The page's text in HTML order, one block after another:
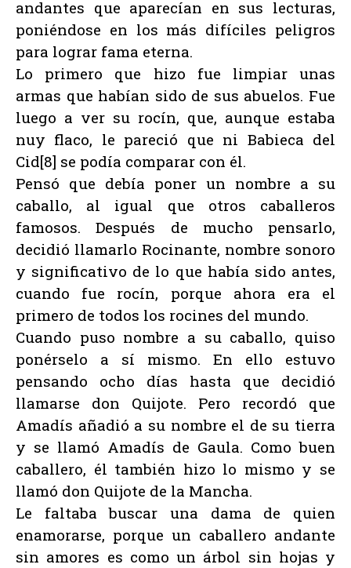
andantes que aparecían en sus lecturas,
poniéndose en los más difíciles peligros
para lograr fama eterna.
Lo primero que hizo fue limpiar unas
armas que habían sido de sus abuelos. Fue
luego a ver su rocín, que, aunque estaba
nuy flaco, le pareció que ni Babieca del
Cid[8] se podía comparar con él.
Pensó que debía poner un nombre a su
caballo, al igual que otros caballeros
famosos. Después de mucho pensarlo,
decidió llamarlo Rocinante, nombre sonoro
y significativo de lo que había sido antes,
cuando fue rocín, porque ahora era el
primero de todos los rocines del mundo.
Cuando puso nombre a su caballo, quiso
ponérselo a sí mismo. En ello estuvo
pensando ocho días hasta que decidió
llamarse don Quijote. Pero recordó que
Amadís añadió a su nombre el de su tierra
y se llamó Amadís de Gaula. Como buen
caballero, él también hizo lo mismo y se
llamó don Quijote de la Mancha.
Le faltaba buscar una dama de quien
enamorarse, porque un caballero andante
sin amores es como un árbol sin hojas y